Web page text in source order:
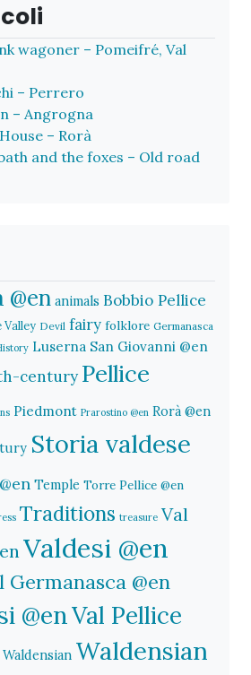
wagoner – Pomeifré, Val
– Perrero
– Angrogna
– Rorà
and the foxes – Old road
animals Bobbio Pellice
Valley Devil fairy folklore Germanasca
Luserna San Giovanni @en
century Pellice
Piedmont Prarostino @en Rorà @en
Storia valdese
Temple Torre Pellice @en
Traditions treasure Val
Valdesi @en
Germanasca @en
@enVal Pellice
Waldensian Waldensian